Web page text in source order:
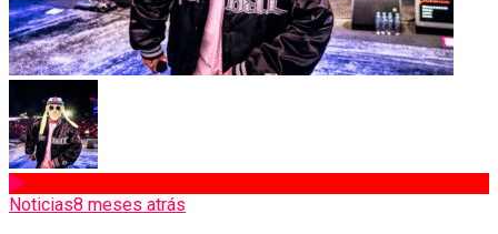
Noticias8 meses atrás